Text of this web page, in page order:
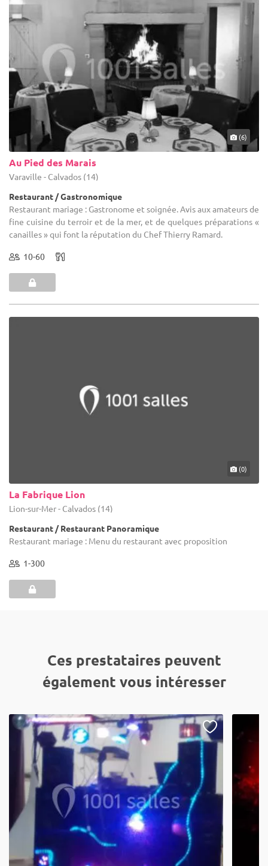
(6)
Au Pied des Marais
Varaville - Calvados (14)
Restaurant / Gastronomique
Restaurant mariage : Gastronome et soignée. Avis aux amateurs de
fine cuisine du terroir et de la mer, et de quelques préparations «
canailles » qui font la réputation du Chef Thierry Ramard.
10-60
(0)
La Fabrique Lion
Lion-sur-Mer - Calvados (14)
Restaurant / Restaurant Panoramique
Restaurant mariage : Menu du restaurant avec proposition
1-300
Ces prestataires peuvent
également vous intéresser